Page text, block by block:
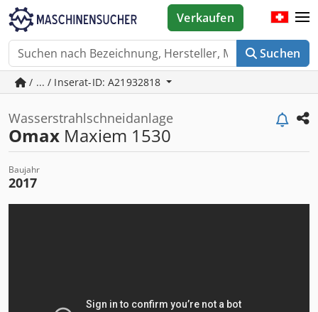
Suchen
Verkaufen
/ ... / Inserat-ID: A21932818
Wasserstrahlschneidanlage
Omax Maxiem 1530
Baujahr
2017